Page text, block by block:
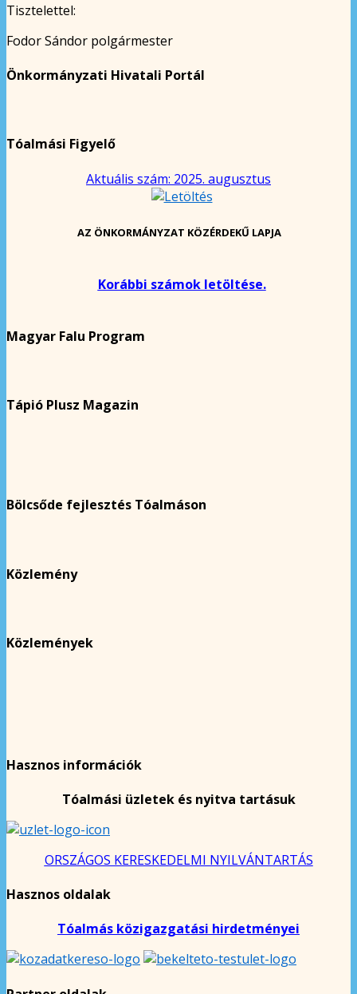
Tisztelettel:
Fodor Sándor polgármester
Önkormányzati Hivatali Portál
Tóalmási Figyelő
Aktuális szám: 2025. augusztus
AZ ÖNKORMÁNYZAT KÖZÉRDEKŰ LAPJA
Korábbi számok letöltése.
Magyar Falu Program
Tápió Plusz Magazin
Bölcsőde fejlesztés Tóalmáson
Közlemény
Közlemények
Hasznos információk
Tóalmási üzletek és nyitva tartásuk
ORSZÁGOS KERESKEDELMI NYILVÁNTARTÁS
Hasznos oldalak
Tóalmás közigazgatási hirdetményei